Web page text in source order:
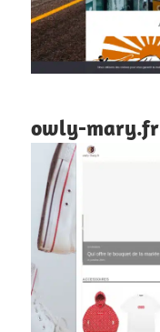
owly-mary.fr